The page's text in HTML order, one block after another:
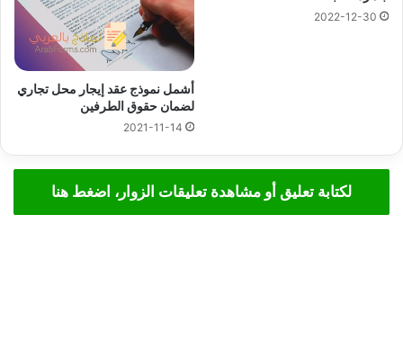
2022-12-30
أشمل نموذج عقد إيجار محل تجاري
لضمان حقوق الطرفين
2021-11-14
لكتابة تعليق أو مشاهدة تعليقات الزوار، اضغط هنا